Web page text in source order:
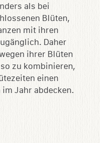
als bei
Blüten,
mit ihren
Daher
ihrer Blüten
zu kombinieren,
einen
Jahr abdecken.